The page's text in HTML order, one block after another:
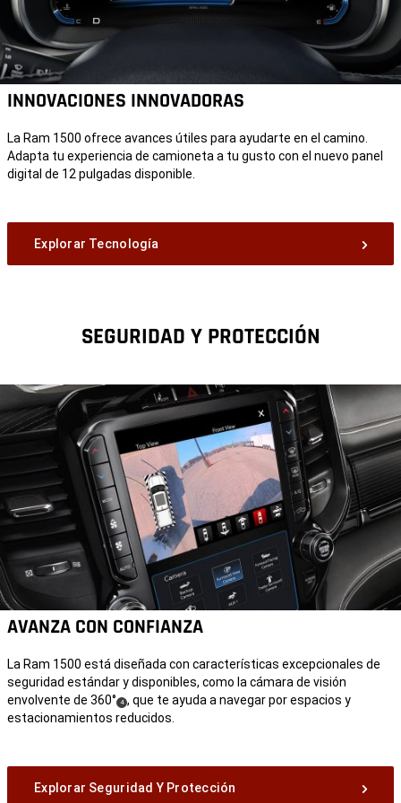
INNOVACIONES INNOVADORAS
La Ram 1500 ofrece avances útiles para ayudarte en el camino.
Adapta tu experiencia de camioneta a tu gusto con el nuevo panel
digital de 12 pulgadas disponible.
Explorar Tecnología
SEGURIDAD Y PROTECCIÓN
AVANZA CON CONFIANZA
La Ram 1500 está diseñada con características excepcionales de
seguridad estándar y disponibles, como la cámara de visión
envolvente de 360° (
Disclosure
4) , que te ayuda a navegar por espacios y
estacionamientos reducidos.
Explorar Seguridad Y Protección